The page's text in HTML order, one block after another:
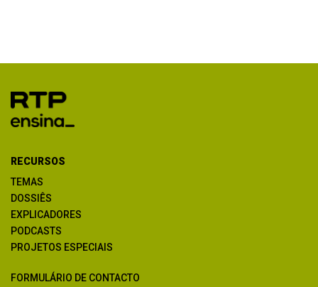
RECURSOS
TEMAS
DOSSIÊS
EXPLICADORES
PODCASTS
PROJETOS ESPECIAIS
FORMULÁRIO DE CONTACTO